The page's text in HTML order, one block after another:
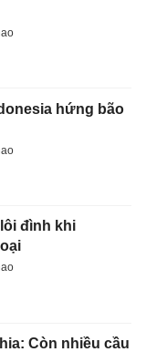
hứng bão
đình khi
Còn nhiều cầu